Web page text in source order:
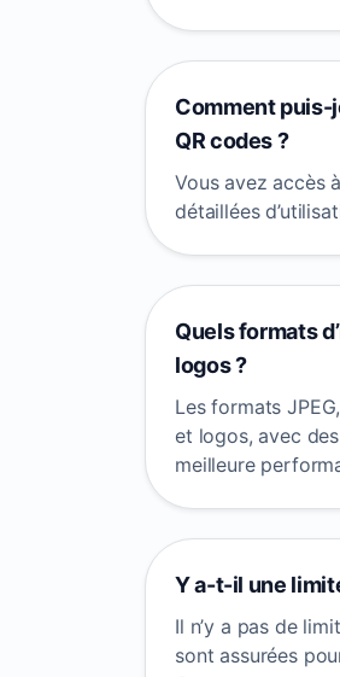
Comment puis-
QR codes ?
Vous avez accès
détaillées
Quels formats
logos ?
Les formats
et logos, avec
meilleure
Y a-t-il une
Il n’y a pas de
sont assurées